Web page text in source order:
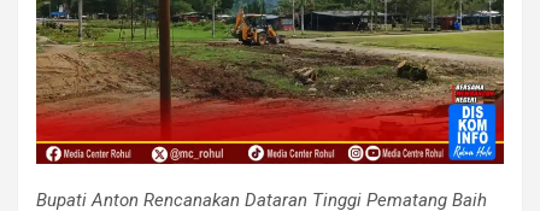
Bupati Anton Rencanakan Dataran Tinggi Pematang Baih